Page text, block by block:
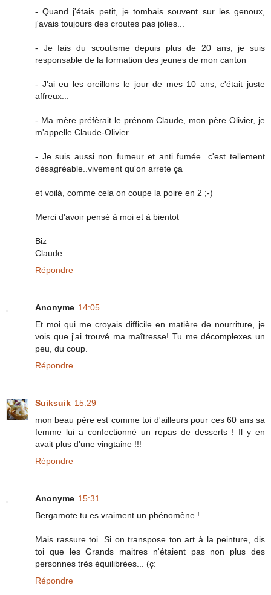
- Quand j'étais petit, je tombais souvent sur les genoux,
j'avais toujours des croutes pas jolies...
- Je fais du scoutisme depuis plus de 20 ans, je suis
responsable de la formation des jeunes de mon canton
- J'ai eu les oreillons le jour de mes 10 ans, c'était juste
affreux...
- Ma mère préfèrait le prénom Claude, mon père Olivier, je
m'appelle Claude-Olivier
- Je suis aussi non fumeur et anti fumée...c'est tellement
désagréable..vivement qu'on arrete ça
et voilà, comme cela on coupe la poire en 2 ;-)
Merci d'avoir pensé à moi et à bientot
Biz
Claude
Répondre
Anonyme 14:05
Et moi qui me croyais difficile en matière de nourriture, je
vois que j'ai trouvé ma maîtresse! Tu me décomplexes un
peu, du coup.
Répondre
Suiksuik 15:29
mon beau père est comme toi d'ailleurs pour ces 60 ans sa
femme lui a confectionné un repas de desserts ! Il y en
avait plus d'une vingtaine !!!
Répondre
Anonyme 15:31
Bergamote tu es vraiment un phénomène !
Mais rassure toi. Si on transpose ton art à la peinture, dis
toi que les Grands maitres n'étaient pas non plus des
personnes très équilibrées... (ç:
Répondre